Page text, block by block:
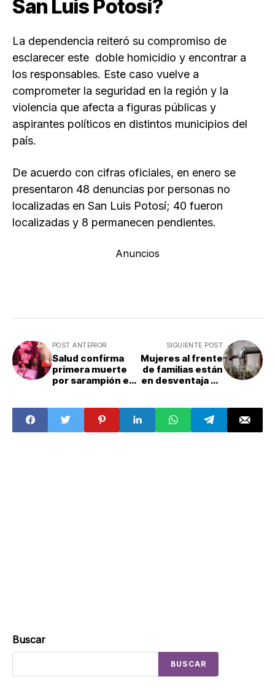
San Luis Potosí?
La dependencia reiteró su compromiso de
esclarecer este doble homicidio y encontrar a
los responsables. Este caso vuelve a
comprometer la seguridad en la región y la
violencia que afecta a figuras públicas y
aspirantes políticos en distintos municipios del
país.
De acuerdo con cifras oficiales, en enero se
presentaron 48 denuncias por personas no
localizadas en San Luis Potosí; 40 fueron
localizadas y 8 permanecen pendientes.
Anuncios
POST ANTERIOR
Salud confirma
primera muerte
por sarampión en
capital del país?
SIGUIENTE POST
Mujeres al frente
de familias están
en desventaja en
depende del
género?
Buscar
BUSCAR